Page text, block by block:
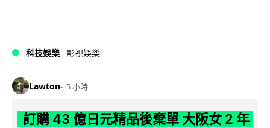
科技娛樂 影視娛樂
Lawton 5 小時
訂購 43 億日元精品後棄單 大阪女 2 年